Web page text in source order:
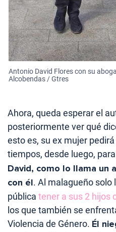
Antonio David Flores con su
Alcobendas / Gtres
Ahora, queda esperar el
posteriormente ver qué
esto es, su ex mujer
tiempos, desde luego, para
David, como lo llama un
con él. Al malagueño solo
pública tener a sus 2 hijos
los que también se
Violencia de Género. Él